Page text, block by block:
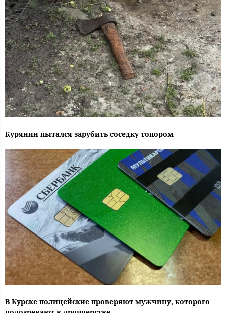
Курянин пытался зарубить соседку топором
В Курске полицейские проверяют мужчину, которого